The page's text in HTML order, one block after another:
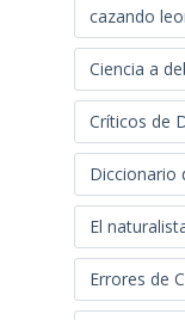
cazando
Ciencia a
Críticos de
Diccionario
El
Errores de